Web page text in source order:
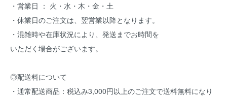
・営業日 ： 火・水・木・金・土
・休業日のご注文は、翌営業以降となります。
・混雑時や在庫状況により、発送までお時間を
いただく場合がございます。
◎配送料について
・通常配送商品：税込み3,000円以上のご注文で送料無料になり